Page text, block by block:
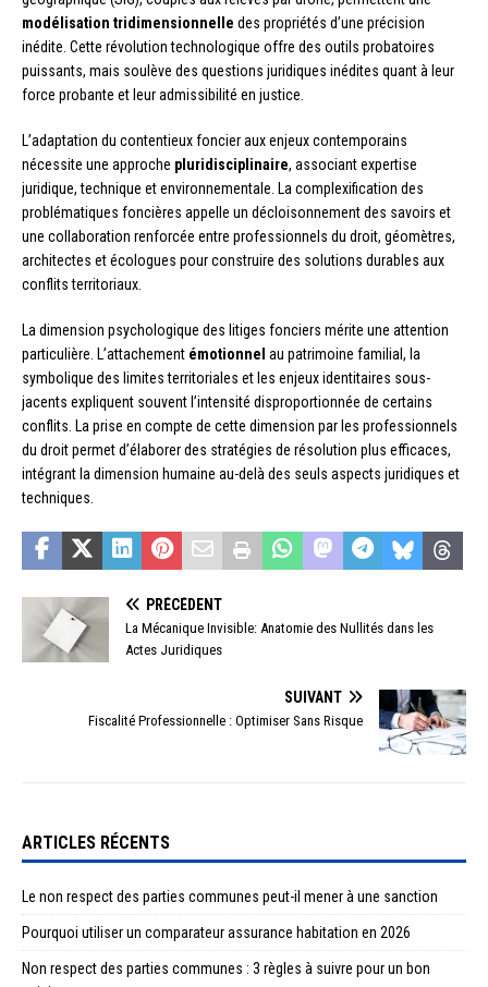
modélisation tridimensionnelle des propriétés d’une précision
inédite. Cette révolution technologique offre des outils probatoires
puissants, mais soulève des questions juridiques inédites quant à leur
force probante et leur admissibilité en justice.
L’adaptation du contentieux foncier aux enjeux contemporains
nécessite une approche pluridisciplinaire, associant expertise
juridique, technique et environnementale. La complexification des
problématiques foncières appelle un décloisonnement des savoirs et
une collaboration renforcée entre professionnels du droit, géomètres,
architectes et écologues pour construire des solutions durables aux
conflits territoriaux.
La dimension psychologique des litiges fonciers mérite une attention
particulière. L’attachement émotionnel au patrimoine familial, la
symbolique des limites territoriales et les enjeux identitaires sous-
jacents expliquent souvent l’intensité disproportionnée de certains
conflits. La prise en compte de cette dimension par les professionnels
du droit permet d’élaborer des stratégies de résolution plus efficaces,
intégrant la dimension humaine au-delà des seuls aspects juridiques et
techniques.
PRÉCÉDENT
La Mécanique Invisible: Anatomie des Nullités dans les
Actes Juridiques
SUIVANT
Fiscalité Professionnelle : Optimiser Sans Risque
ARTICLES RÉCENTS
Le non respect des parties communes peut-il mener à une sanction
Pourquoi utiliser un comparateur assurance habitation en 2026
Non respect des parties communes : 3 règles à suivre pour un bon